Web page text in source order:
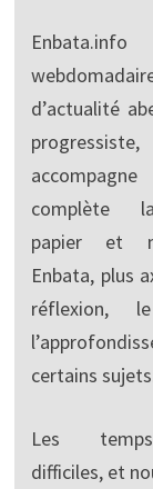
d’actualité
complète
papier et
Enbata, plus
réflexion,
certains
Les
difficiles, et